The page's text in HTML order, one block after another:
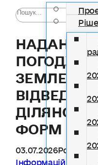
НАДАННЯ
ДІЛЯНОК
ФОРМ
03.07.2026Розділ
Інформаційні